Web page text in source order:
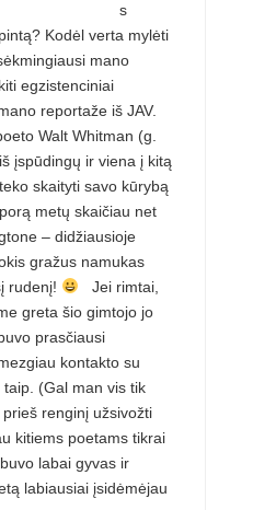
s
Kodėl verta mylėti
mano
egzistenciniai
reportaže iš JAV.
Walt Whitman (g.
įspūdingų ir viena į kitą
skaityti savo kūrybą
metų skaičiau net
– didžiausioje
gražus namukas
rudenį!
Jei rimtai,
greta šio gimtojo jo
prasčiausi
kontakto su
(Gal man vis tik
renginį užsivožti
kitiems poetams tikrai
labai gyvas ir
labiausiai įsidėmėjau